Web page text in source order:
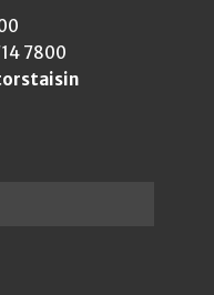
7800